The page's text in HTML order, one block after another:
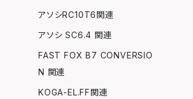
アソシRC10T6関連
アソシ SC6.4 関連
FAST FOX B7 CONVERSIO
N 関連
KOGA-EL.FF関連